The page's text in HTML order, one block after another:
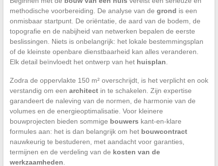
methodische voorbereiding. De analyse van de grond is een
onmisbaar startpunt. De oriëntatie, de aard van de bodem, de
topografie en de nabijheid van netwerken bepalen de eerste
beslissingen. Niets is onbelangrijk: het lokale bestemmingsplan
of de kleinste openbare dienstbaarheid kan alles veranderen.
Elk detail beïnvloedt het ontwerp van het huisplan
Zodra de oppervlakte 150 m² overschrijdt, is het verplicht en ook
verstandig om een architectin te schakelen. Zijn expertise
garandeert de naleving van de normen, de harmonie van de
volumes en de energieoptimalisatie. Voor kleinere
bouwprojecten bieden sommige bouwers kant-en-klare
formules aan: het is dan belangrijk om het bouwcontract
nauwkeurig te bestuderen, met aandacht voor garanties,
termijnen en de verdeling van de kosten van de
werkzaamheden